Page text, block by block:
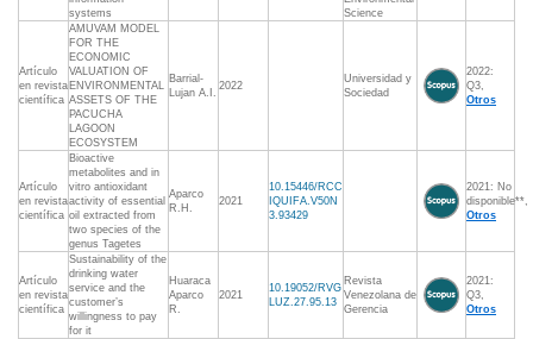
systems
Science
Artículo
en revista
científica
AMUVAM MODEL
FOR THE
ECONOMIC
VALUATION OF
ENVIRONMENTAL
ASSETS OF THE
PACUCHA
LAGOON
ECOSYSTEM
Barrial-
Lujan A.I.
2022
Universidad y
Sociedad
2022:
Q3,
Otros
Artículo
en revista
científica
Bioactive
metabolites and in
vitro antioxidant
activity of essential
oil extracted from
two species of the
genus Tagetes
Aparco
R.H.
2021
10.15446/RCC
IQUIFA.V50N
3.93429
2021: No
disponible**,
Otros
Artículo
en revista
científica
Sustainability of the
drinking water
service and the
customer’s
willingness to pay
for it
Huaraca
Aparco
R.
2021
10.19052/RVG
LUZ.27.95.13
Revista
Venezolana de
Gerencia
2021:
Q3,
Otros